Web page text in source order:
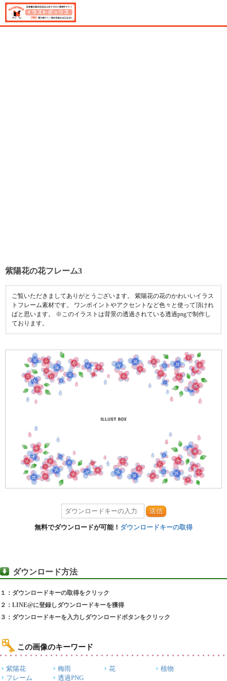
紫陽花の花フレーム3
ご覧いただきましてありがとうございます。 紫陽花の花のかわいいイラス
トフレーム素材です。 ワンポイントやアクセントなど色々と使って頂けれ
ばと思います。 ※このイラストは背景の透過されている透過pngで制作し
ております。
送信
無料でダウンロードが可能！ ダウンロードキーの取得
ダウンロード方法
１：ダウンロードキーの取得をクリック
２：LINE@に登録しダウンロードキーを獲得
３：ダウンロードキーを入力しダウンロードボタンをクリック
この画像のキーワード
紫陽花 梅雨 花
植物
フレーム
透過PNG